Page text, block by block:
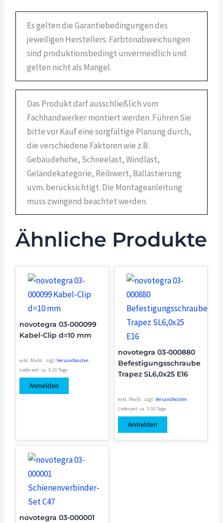
Es gelten die Garantiebedingungen des
jeweiligen Herstellers. Farbtonabweichungen
sind produktionsbedingt unvermeidlich und
gelten nicht als Mangel.
Das Produkt darf ausschließlich vom
Fachhandwerker montiert werden. Führen Sie
bitte vor Kauf eine sorgfältige Planung durch,
die verschiedene Faktoren wie z.B.
Gebäudehöhe, Schneelast, Windlast,
Geländekategorie, Reibwert, Ballastierung
uvm. berücksichtigt. Die Montageanleitung
muss zwingend beachtet werden.
Ähnliche Produkte
novotegra 03-000099
Kabel-Clip d=10 mm
exkl. MwSt. zzgl.Versandkosten
Lieferzeit:ca. 5-10 Tage
Anmelden
novotegra 03-000880
Befestigungsschraube
Trapez SL6,0x25 E16
exkl. MwSt. zzgl. Versandkosten
Lieferzeit: ca. 5-10 Tage
Anmelden
novotegra 03-000001